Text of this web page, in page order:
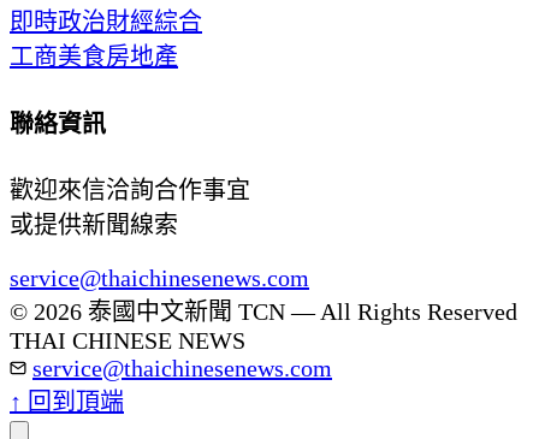
即時政治財經綜合
工商美食房地產
聯絡資訊
歡迎來信洽詢合作事宜
或提供新聞線索
service@thaichinesenews.com
© 2026 泰國中文新聞 TCN — All Rights Reserved
THAI CHINESE NEWS
service@thaichinesenews.com
↑ 回到頂端